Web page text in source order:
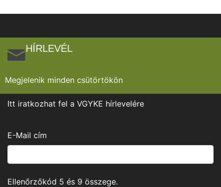
HÍRLEVÉL
Megjelenik minden csütörtökön
Itt iratkozhat fel a VGYKE hírlevelére
E-Mail cím
Ellenőrzőkód 5 és 9 összege.